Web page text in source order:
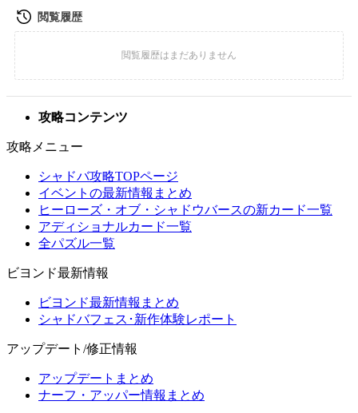
攻略コンテンツ
攻略メニュー
シャドバ攻略TOPページ
イベントの最新情報まとめ
ヒーローズ・オブ・シャドウバースの新カード一覧
アディショナルカード一覧
全パズル一覧
ビヨンド最新情報
ビヨンド最新情報まとめ
シャドバフェス･新作体験レポート
アップデート/修正情報
アップデートまとめ
ナーフ・アッパー情報まとめ